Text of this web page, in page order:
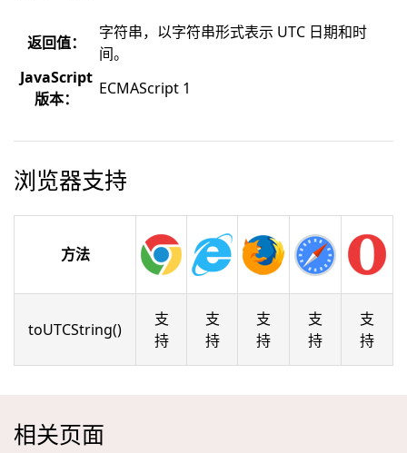
返回值：
字符串，以字符串形式表示 UTC 日期和时
间。
JavaScript
版本：
ECMAScript 1
浏览器支持
方法
toUTCString()
支
持
支
持
支
持
支
持
支
持
相关页面